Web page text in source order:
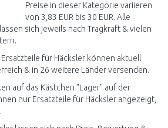
Preise in dieser Kategorie variieren
von 3,83 EUR bis 30 EUR. Alle
sich jeweils nach Tragkraft & vielen
für Häcksler können aktuell
& in 26 weitere Länder versenden.
auf das Kästchen "Lager" auf der
nur Ersatzteile für Häcksler angezeigt,